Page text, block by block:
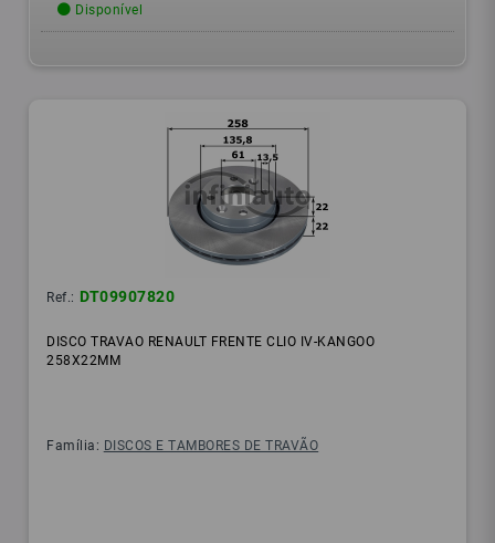
Disponível
Ref.: DT09907820
DISCO TRAVAO RENAULT FRENTE CLIO IV-KANGOO
258X22MM
Família: DISCOS E TAMBORES DE TRAVÃO